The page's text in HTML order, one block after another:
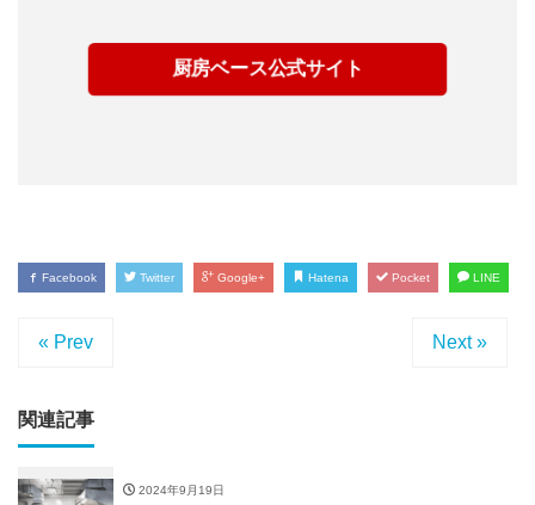
厨房ベース公式サイト
Facebook Twitter Google+ Hatena Pocket LINE
« Prev Next »
関連記事
2024年9月19日